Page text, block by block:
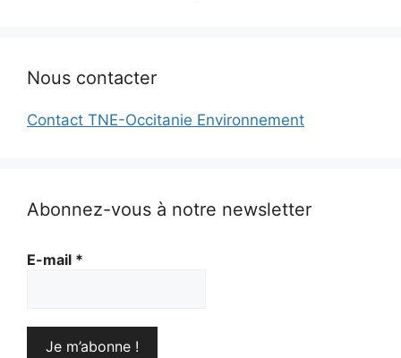
Nous contacter
Contact TNE-Occitanie Environnement
Abonnez-vous à notre newsletter
E-mail *